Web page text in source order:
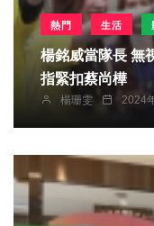
熱門 生活
楊銘威當隊長 無
指緊扣蔡尚樺
楊珊雯 2024